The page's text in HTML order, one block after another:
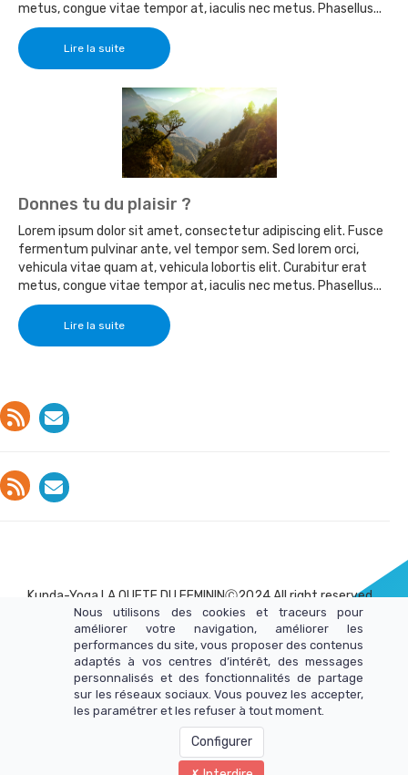
metus, congue vitae tempor at, iaculis nec metus. Phasellus...
Lire la suite
Donnes tu du plaisir ?
Lorem ipsum dolor sit amet, consectetur adipiscing elit. Fusce
fermentum pulvinar ante, vel tempor sem. Sed lorem orci,
vehicula vitae quam at, vehicula lobortis elit. Curabitur erat
metus, congue vitae tempor at, iaculis nec metus. Phasellus...
Lire la suite
Kunda-Yoga LA QUETE DU FEMININⒸ2024 All right reserved
Mentions Légales
Politique de Confidencialité
Contact
Nous utilisons des cookies et traceurs pour
améliorer votre navigation, améliorer les
performances du site, vous proposer des contenus
adaptés à vos centres d’intérêt, des messages
personnalisés et des fonctionnalités de partage
sur les réseaux sociaux. Vous pouvez les accepter,
les paramétrer et les refuser à tout moment.
Configurer